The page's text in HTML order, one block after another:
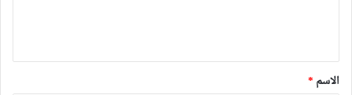
*
الاسم *